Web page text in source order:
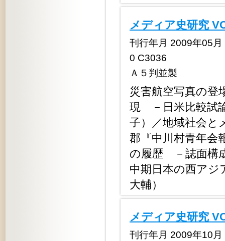
メディア史研究
刊行年月 2009年05
0 C3036
Ａ５判並製
災害航空写真の登
現 －日米比較試
子）／地域社会
郡『中川村青年会
の履歴 －誌面構
中期日本の西アジ
大輔）
メディア史研究
刊行年月 2009年10